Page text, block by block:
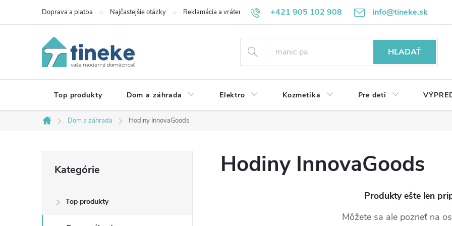
+421 905 102 908 info@tineke.sk
Doprava a platba Najčastejšie otázky Reklamácia a vrátenie Obchodné podmienky Ochrana osobných údajov
HĽADAŤ
Top produkty Dom a záhrada Elektro Kozmetika Pre deti
Domov
Dom a záhrada Hodiny InnovaGoods
č
kategórie
Kategórie
Top produkty
Hodiny InnovaGoods
Produkty ešte len
Môžete sa ale pozrieť na